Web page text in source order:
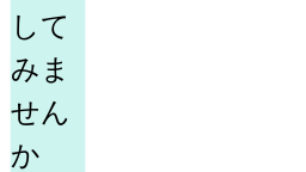
して
みま
せん
か